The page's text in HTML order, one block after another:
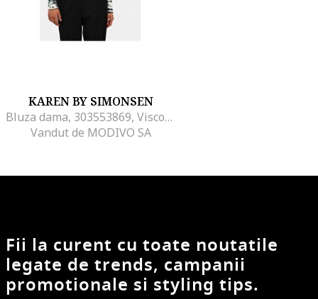
KAREN BY SIMONSEN
Bluza dama, 303553869, Viscoza, Multicolor
Vandut de MODIVO SA
Fii la curent cu toate noutatile
legate de trends, campanii
promotionale si styling tips.